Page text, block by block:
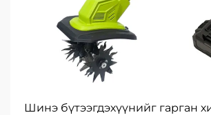
Шинэ бүтээгдэхүүнийг гарган